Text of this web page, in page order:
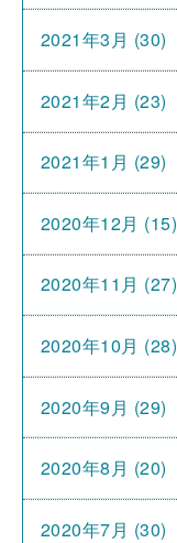
2021年3月 (30)
2021年2月 (23)
2021年1月 (29)
2020年12月 (15)
2020年11月 (27)
2020年10月 (28)
2020年9月 (29)
2020年8月 (20)
2020年7月 (30)